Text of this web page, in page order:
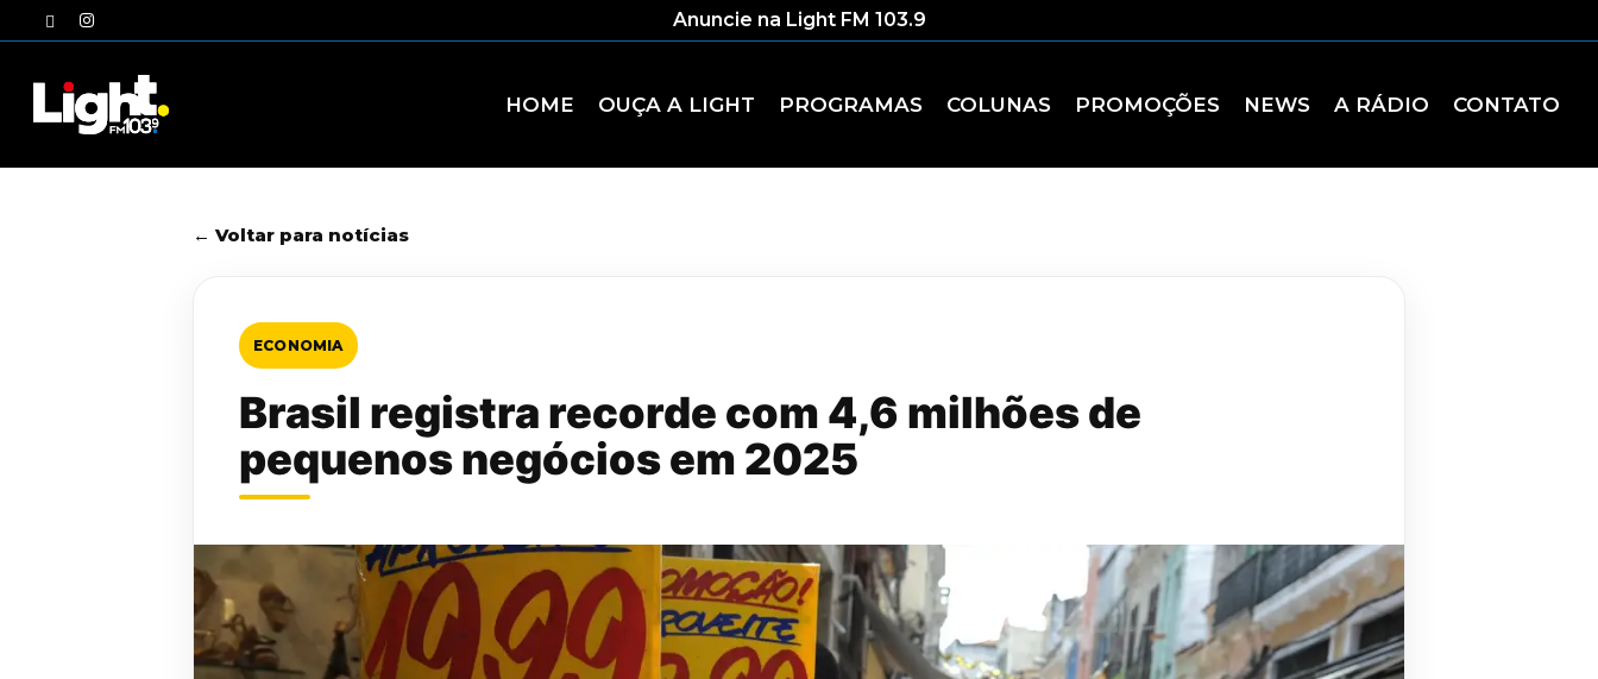
to
twitterinstagram Anuncie na Light FM 103.9
HOME OUÇA A LIGHT PROGRAMAS COLUNAS PROMOÇÕES NEWS A RÁDIO CONTATO
← Voltar para notícias
ECONOMIA
Brasil registra recorde com 4,6 milhões de
pequenos negócios em 2025